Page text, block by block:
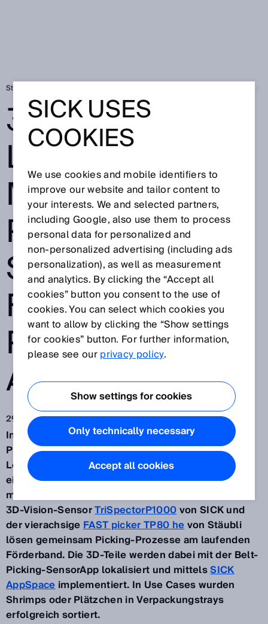
Startseite
3D-
LOKALISIERUNG
MIT BELT-
PICKING-
SENSORAPP
FÜR PICK-AND-
PLACE-
AUFGABEN
29.07.2019
In der Lebensmittelindustrie ist die hygienische
Primärverpackung von empfindlichen offenen
Lebensmitteln sehr wichtig. Um diesen Prozess in
einer Roboterzelle zu ermöglichen, arbeitet SICK
mit dem
3D-Vision-SensorTriSpectorP1000von SICK und
der vierachsigeFAST picker TP80 hevon Stäubli
lösen gemeinsam Picking-Prozesse am laufenden
Förderband. Die 3D-Teile werden dabei mit der Belt-
Picking-SensorApp lokalisiert und mittelsSICK
AppSpaceimplementiert. In Use Cases wurden
Shrimps oder Plätzchen in Verpackungstrays
erfolgreich sortiert.
SICK USES
COOKIES
We use cookies and mobile identifiers to
improve our website and tailor content to
your interests. We and selected partners,
including Google, also use them to process
personal data for personalized and
non‑personalized advertising (including ads
personalization), as well as measurement
and analytics. By clicking the “Accept all
cookies” button you consent to the use of
cookies. You can select which cookies you
want to allow by clicking the “Show settings
for cookies” button. For further information,
please see ourprivacy policy.
Show settings for cookies
Only technically necessary
Accept all cookies